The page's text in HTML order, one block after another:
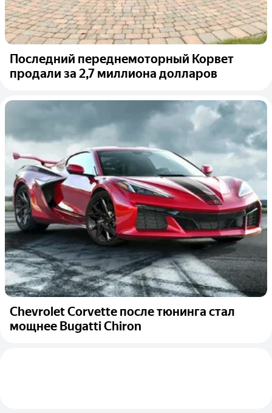
Последний переднемоторный Корвет
продали за 2,7 миллиона долларов
Chevrolet Corvette после тюнинга стал
мощнее Bugatti Chiron